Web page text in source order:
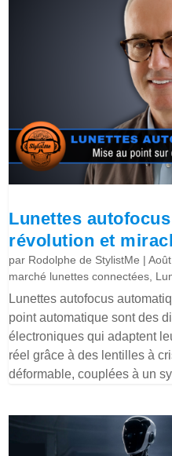
Lunettes
révolution et
par Rodolphe de StylistMe |
marché lunettes connectées
Lunettes autofocus
point automatique sont des
électroniques qui adaptent
réel grâce à des lentilles à
déformable, couplées à un